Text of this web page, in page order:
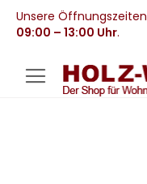
Unsere
09:00 – 13:00 Uhr.